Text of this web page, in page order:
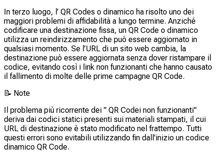
In terzo luogo, l’ QR Codes o dinamico ha risolto uno dei
maggiori problemi di affidabilità a lungo termine. Anziché
codificare una destinazione fissa, un QR Code o dinamico
utilizza un reindirizzamento che può essere aggiornato in
qualsiasi momento. Se l’URL di un sito web cambia, la
destinazione può essere aggiornata senza dover ristampare il
codice, evitando così i link non funzionanti che hanno causato
il fallimento di molte delle prime campagne QR Code.
📝 Note
Il problema più ricorrente dei " QR Codei non funzionanti"
deriva dai codici statici presenti sui materiali stampati, il cui
URL di destinazione è stato modificato nel frattempo. Tutti
questi errori sono evitabili utilizzando fin dall'inizio un codice
dinamico QR Code.